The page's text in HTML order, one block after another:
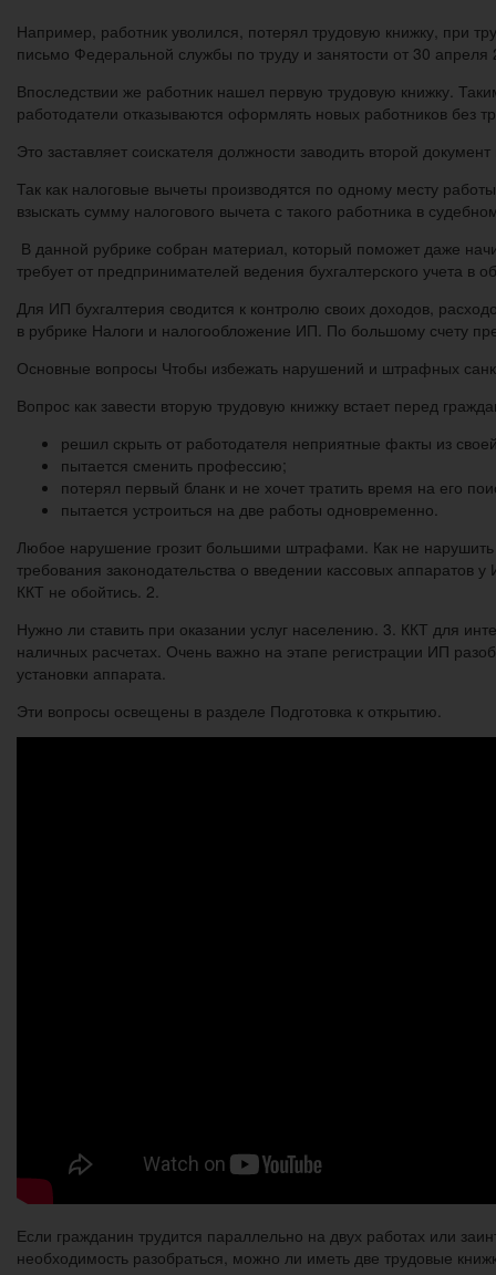
Например, работник уволился, потерял трудовую книжку, при
письмо Федеральной службы по труду и занятости от 30 апреля
Впоследствии же работник нашел первую трудовую книжку.
работодатели отказываются оформлять новых работников без
Это заставляет соискателя должности заводить второй
Так как налоговые вычеты производятся по одному месту
взыскать сумму налогового вычета с такого работника в
В данной рубрике собран материал, который поможет даже
требует от предпринимателей ведения бухгалтерского учета в
Для ИП бухгалтерия сводится к контролю своих доходов,
в рубрике Налоги и налогообложение ИП. По большому счету
Основные вопросы Чтобы избежать нарушений и штрафных
Вопрос как завести вторую трудовую книжку встает перед
решил скрыть от работодателя неприятные факты из
пытается сменить профессию;
потерял первый бланк и не хочет тратить время на его
пытается устроиться на две работы одновременно.
Любое нарушение грозит большими штрафами. Как не
требования законодательства о введении кассовых
ККТ не обойтись. 2.
Нужно ли ставить при оказании услуг населению. 3. ККТ для
наличных расчетах. Очень важно на этапе регистрации ИП
установки аппарата.
Эти вопросы освещены в разделе Подготовка к открытию.
Если гражданин трудится параллельно на двух работах или
необходимость разобраться, можно ли иметь две трудовые